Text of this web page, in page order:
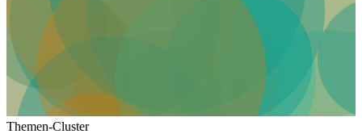
Themen-Cluster